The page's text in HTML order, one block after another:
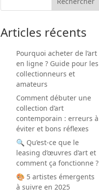
Articles récents
Pourquoi acheter de l’art
en ligne ? Guide pour les
collectionneurs et
amateurs
Comment débuter une
collection d’art
contemporain : erreurs à
éviter et bons réflexes
🔍 Qu’est-ce que le
leasing d’œuvres d’art et
comment ça fonctionne ?
🎨 5 artistes émergents
à suivre en 2025